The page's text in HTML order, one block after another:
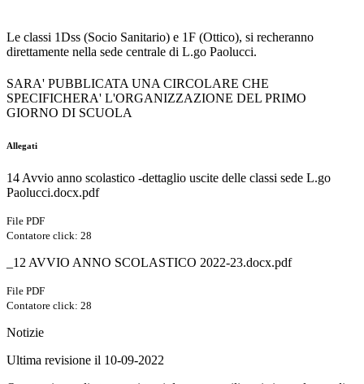
Le classi 1Dss (Socio Sanitario) e 1F (Ottico), si recheranno
direttamente nella sede centrale di L.go Paolucci.
SARA' PUBBLICATA UNA CIRCOLARE CHE
SPECIFICHERA' L'ORGANIZZAZIONE DEL PRIMO
GIORNO DI SCUOLA
Allegati
14 Avvio anno scolastico -dettaglio uscite delle classi sede L.go
Paolucci.docx.pdf
File PDF
Contatore click: 28
_12 AVVIO ANNO SCOLASTICO 2022-23.docx.pdf
File PDF
Contatore click: 28
Notizie
Ultima revisione il 10-09-2022